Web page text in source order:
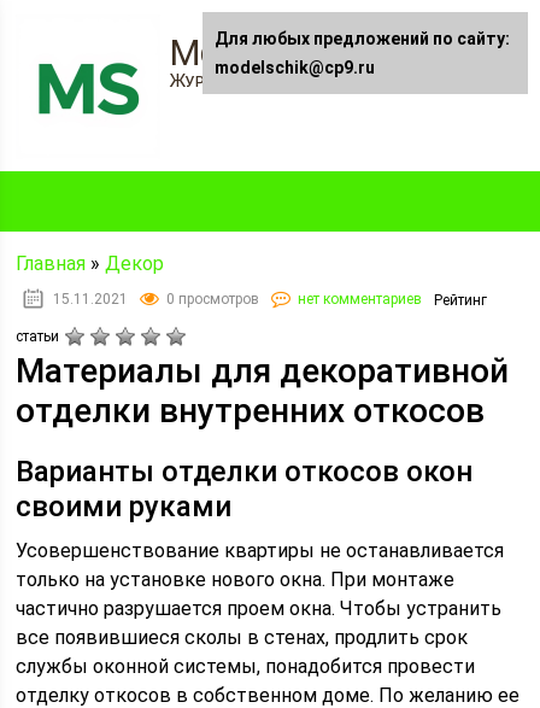
Modelschik.ru
Журнал "Модельщик"
Главная »Декор
15.11.2021 0 просмотров нет комментариев Рейтинг
статьи
Материалы для декоративной
отделки внутренних откосов
Варианты отделки откосов окон
своими руками
Усовершенствование квартиры не останавливается
только на установке нового окна. При монтаже
частично разрушается проем окна. Чтобы устранить
все появившиеся сколы в стенах, продлить срок
службы оконной системы, понадобится провести
отделку откосов в собственном доме. По желанию ее
Для любых предложений по сайту:
modelschik@cp9.ru